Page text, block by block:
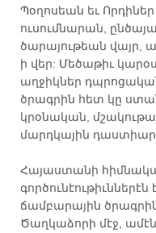
Պօղոսեան եւ
ուսումնարան,
ծարայութեան վայր,
ի վեր: Մեծաթիւ
աղջիկներ
ծրագրին հետ կը
կրօնական,
մարդկային
Հայաստանի
ճամբարային
Ծաղկաձորի մէջ,